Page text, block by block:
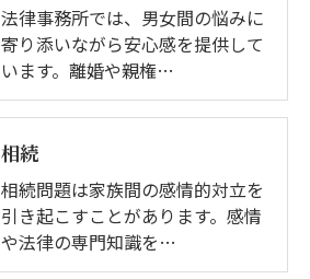
法律事務所では、男女間の悩みに
寄り添いながら安心感を提供して
います。離婚や親権…
相続
相続問題は家族間の感情的対立を
引き起こすことがあります。感情
や法律の専門知識を…